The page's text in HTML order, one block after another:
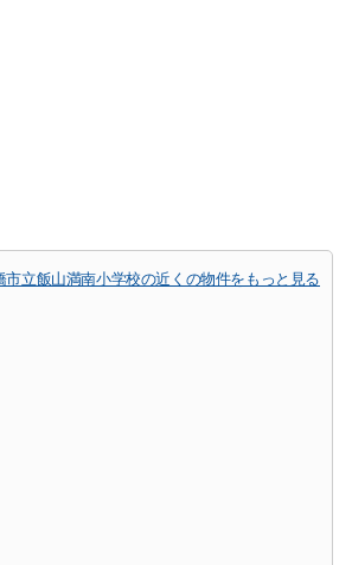
市立飯山満南小学校の近くの物件をもっと見る